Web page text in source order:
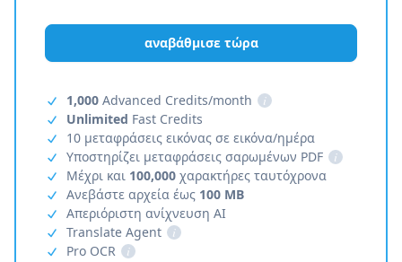
αναβάθμισε τώρα
1,000 Advanced Credits/month
i
Unlimited Fast Credits
10 μεταφράσεις εικόνας σε εικόνα/ημέρα
Υποστηρίζει μεταφράσεις σαρωμένων PDF
i
Μέχρι και 100,000 χαρακτήρες ταυτόχρονα
Ανεβάστε αρχεία έως 100 MB
Απεριόριστη ανίχνευση AI
Translate Agent
i
Pro OCR
i